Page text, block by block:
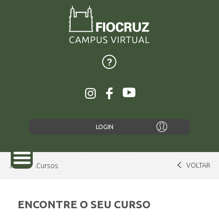
LOGIN
SOBRE
Home Cursos VOLTAR
ENCONTRE O SEU CURSO